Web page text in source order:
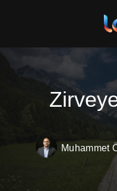
Muhammet